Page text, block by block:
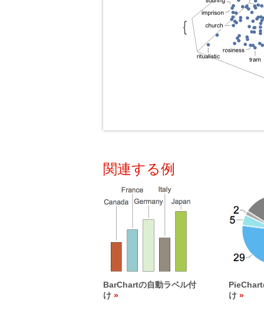
関連する例
BarChartの自動ラベル付
け
PieChart
け